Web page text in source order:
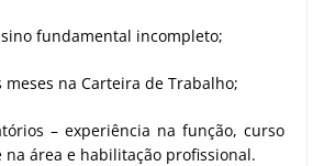
fundamental incompleto;
meses na Carteira de Trabalho;
– experiência na função, curso
área e habilitação profissional.